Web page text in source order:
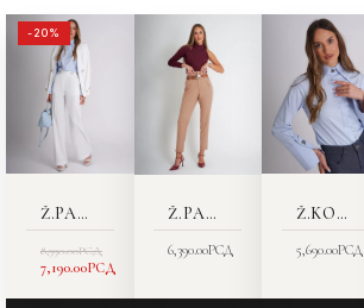
-20%
Ž.PANTALONE 2044-23
8,990.00РСД
ORIGINALNA
CENA
JE
BILA:
8,990.00РСД.
7,190.00РСД
TRENUTNA
CENA
JE:
7,190.00РСД.
Ž.PANTALONE 2569-19
6,390.00РСД
Ž.KOŠULJA 7368-55
5,690.00РСД